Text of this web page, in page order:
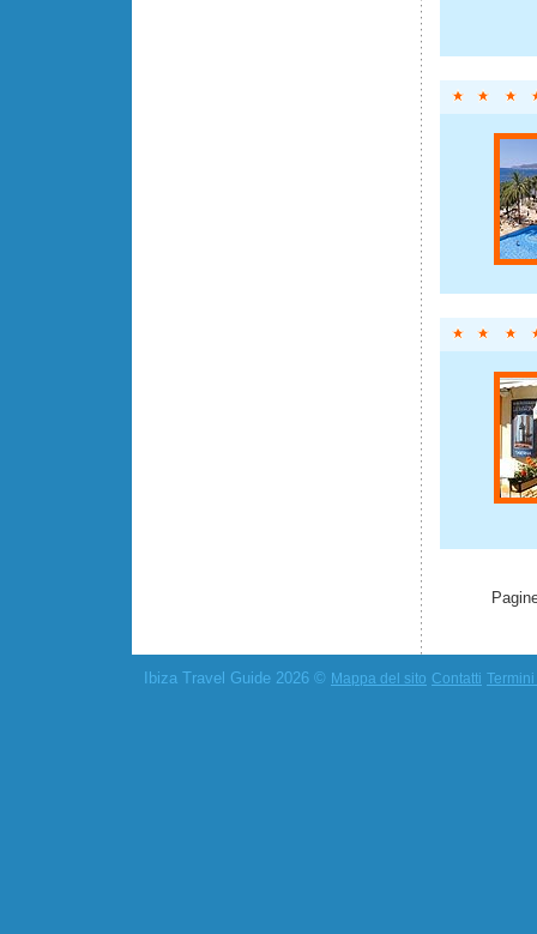
Ibiza Travel Guide 2026 © Mappa del sito Contatti